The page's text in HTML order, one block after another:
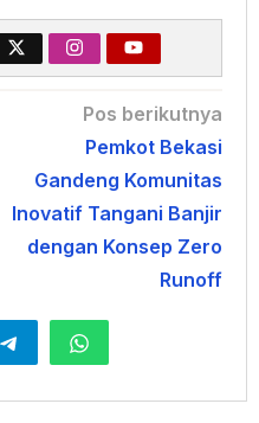
Pos berikutnya
Pemkot Bekasi
Gandeng Komunitas
Inovatif Tangani Banjir
dengan Konsep Zero
Runoff